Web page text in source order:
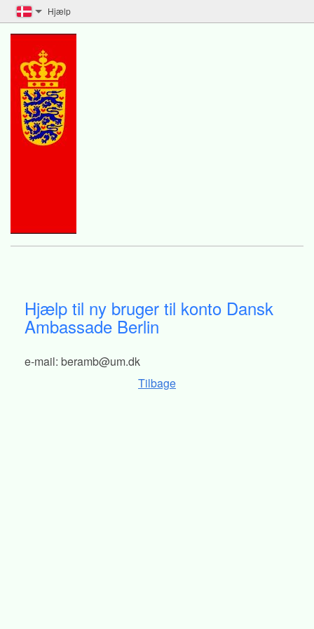
Hjælp
Hjælp til ny bruger til konto Dansk
Ambassade Berlin
e-mail: beramb@um.dk
Tilbage